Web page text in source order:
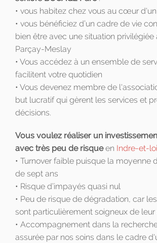
• vous habitez chez vous au cœur
• vous bénéficiez d’un cadre de vie
bien être avec une situation
Parçay-Meslay
• Vous accédez à un ensemble de
facilitent votre quotidien
• Vous devenez membre de
but lucratif qui gèrent les services et
décisions.
Vous voulez réaliser un
avec très peu de risqueen Indre-et-
• Turnover faible puisque la moyenne
de sept ans
• Risque d’impayés quasi nul
• Peu de risque de dégradation, car
sont particulièrement soigneux de
• Accompagnement dans la
assurée par nos soins dans le cadre